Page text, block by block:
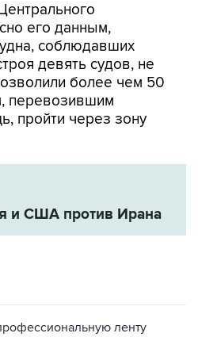
его данным,
соблюдавших
девять судов, не
более чем 50
перевозившим
пройти через зону
и США против Ирана
ленту